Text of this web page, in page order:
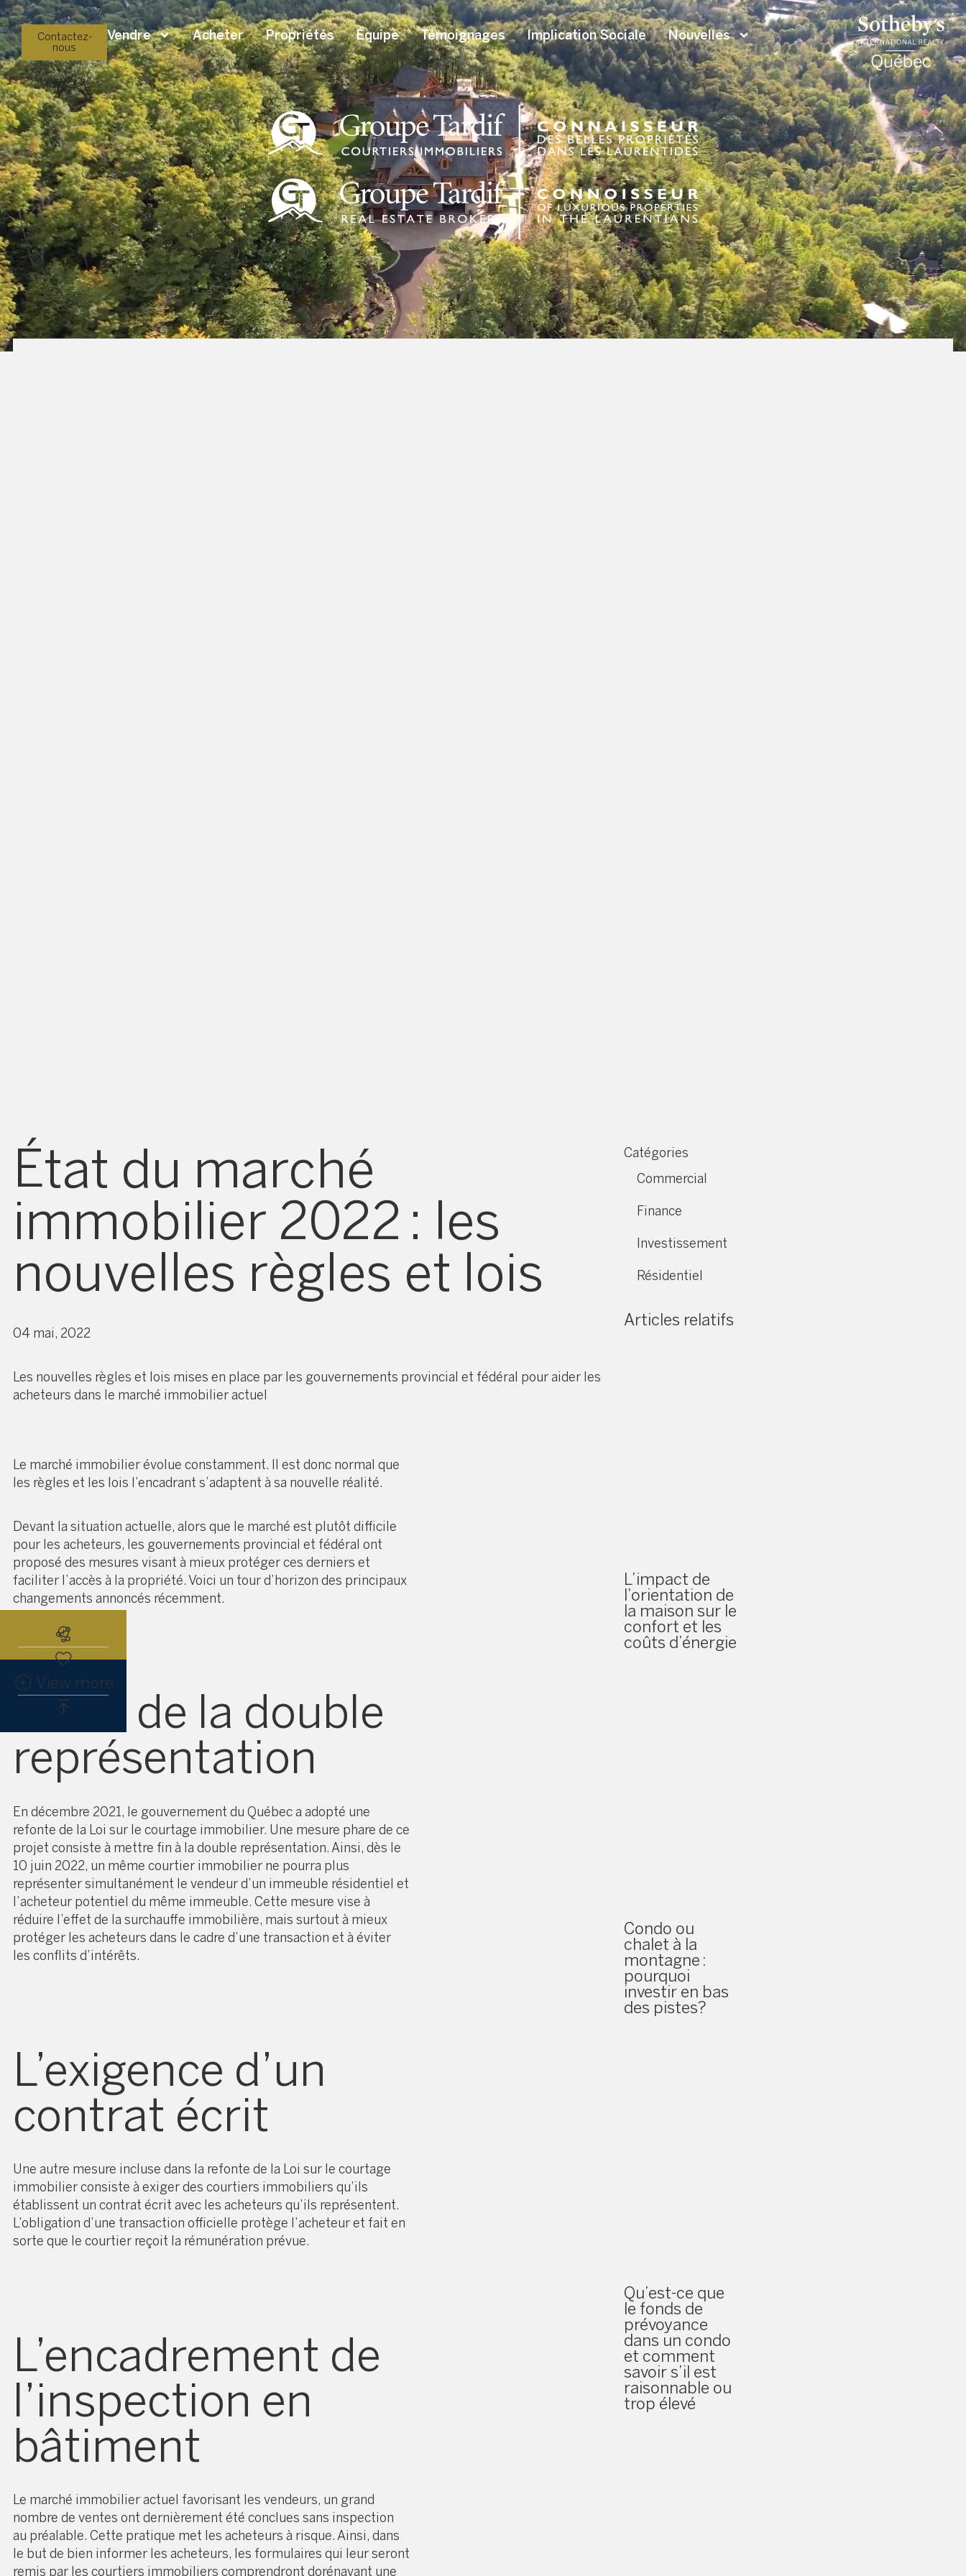
Contactez-
nous
Vendre Acheter Propriétés Équipe Témoignages Implication Sociale Nouvelles
État du marché
immobilier 2022 : les
nouvelles règles et lois
04 mai, 2022
Les nouvelles règles et lois mises en place par les gouvernements provincial et fédéral pour aider les
acheteurs dans le marché immobilier actuel
Le marché immobilier évolue constamment. Il est donc normal que
les règles et les lois l’encadrant s’adaptent à sa nouvelle réalité.
Devant la situation actuelle, alors que le marché est plutôt difficile
pour les acheteurs, les gouvernements provincial et fédéral ont
proposé des mesures visant à mieux protéger ces derniers et
faciliter l’accès à la propriété. Voici un tour d’horizon des principaux
changements annoncés récemment.
La fin de la double
représentation
En décembre 2021, le gouvernement du Québec a adopté une
refonte de la Loi sur le courtage immobilier. Une mesure phare de ce
projet consiste à mettre fin à la double représentation. Ainsi, dès le
10 juin 2022, un même courtier immobilier ne pourra plus
représenter simultanément le vendeur d’un immeuble résidentiel et
l’acheteur potentiel du même immeuble. Cette mesure vise à
réduire l’effet de la surchauffe immobilière, mais surtout à mieux
protéger les acheteurs dans le cadre d’une transaction et à éviter
les conflits d’intérêts.
L’exigence d’un
contrat écrit
Une autre mesure incluse dans la refonte de la Loi sur le courtage
immobilier consiste à exiger des courtiers immobiliers qu’ils
établissent un contrat écrit avec les acheteurs qu’ils représentent.
L’obligation d’une transaction officielle protège l’acheteur et fait en
sorte que le courtier reçoit la rémunération prévue.
L’encadrement de
l’inspection en
bâtiment
Le marché immobilier actuel favorisant les vendeurs, un grand
nombre de ventes ont dernièrement été conclues sans inspection
au préalable. Cette pratique met les acheteurs à risque. Ainsi, dans
le but de bien informer les acheteurs, les formulaires qui leur seront
remis par les courtiers immobiliers comprendront dorénavant une
Catégories
Commercial
Finance
Investissement
Résidentiel
Articles relatifs
L’impact de
l’orientation de
la maison sur le
confort et les
coûts d’énergie
Condo ou
chalet à la
montagne :
pourquoi
investir en bas
des pistes?
Qu’est-ce que
le fonds de
prévoyance
dans un condo
et comment
savoir s’il est
raisonnable ou
trop élevé
View more